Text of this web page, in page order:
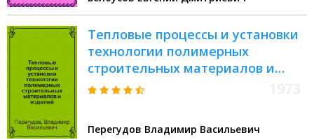
Тепловые процессы и установки
технологии полимерных
строительных материалов и
изделий : Учебник для вузов по
Перегудов Владимир Васильевич